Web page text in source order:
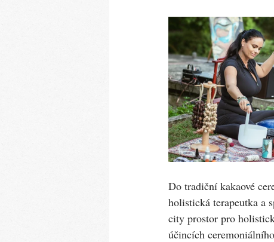
Do tradiční kakaové
holistická terapeutka a
city prostor pro
účincích